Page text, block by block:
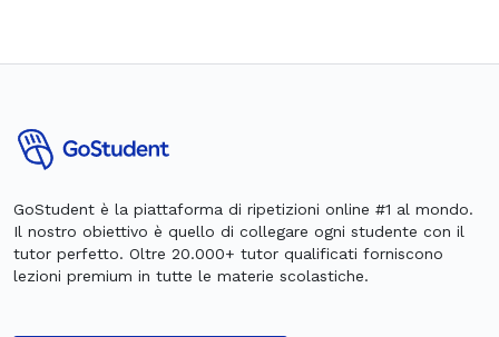
GoStudent è la piattaforma di ripetizioni online #1 al mondo.
Il nostro obiettivo è quello di collegare ogni studente con il
tutor perfetto. Oltre 20.000+ tutor qualificati forniscono
lezioni premium in tutte le materie scolastiche.